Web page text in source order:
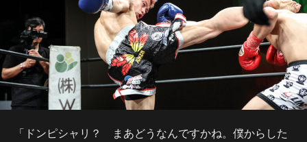
「ドンピシャリ？ まあどうなんですかね。僕からした